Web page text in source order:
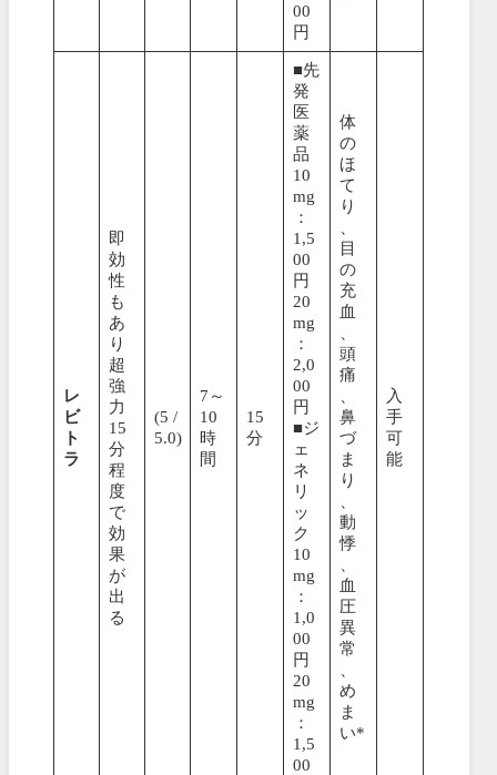
00
円
レ
ビ
ト
ラ
即
効
性
も
あ
り
超
強
力
15
分
程
度
で
効
果
が
出
る
(5 /
5.0)
7～
10
時
間
15
分
■先
発
医
薬
品
10
mg
：
1,5
00
円
20
mg
：
2,0
00
円
■ジ
ェ
ネ
リ
ッ
ク
10
mg
：
1,0
00
円
20
mg
：
1,5
00
体
の
ほ
て
り
目
の
充
血
頭
痛
鼻
づ
ま
り
動
悸
血
圧
異
常
め
ま
い*
入
手
可
能